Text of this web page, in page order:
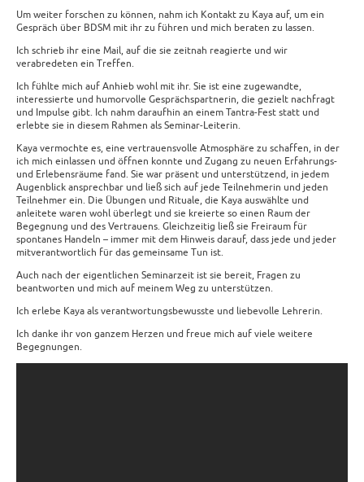
Um weiter forschen zu können, nahm ich Kontakt zu Kaya auf, um ein
Gespräch über BDSM mit ihr zu führen und mich beraten zu lassen.
Ich schrieb ihr eine Mail, auf die sie zeitnah reagierte und wir
verabredeten ein Treffen.
Ich fühlte mich auf Anhieb wohl mit ihr. Sie ist eine zugewandte,
interessierte und humorvolle Gesprächspartnerin, die gezielt nachfragt
und Impulse gibt. Ich nahm daraufhin an einem Tantra-Fest statt und
erlebte sie in diesem Rahmen als Seminar-Leiterin.
Kaya vermochte es, eine vertrauensvolle Atmosphäre zu schaffen, in der
ich mich einlassen und öffnen konnte und Zugang zu neuen Erfahrungs-
und Erlebensräume fand. Sie war präsent und unterstützend, in jedem
Augenblick ansprechbar und ließ sich auf jede Teilnehmerin und jeden
Teilnehmer ein. Die Übungen und Rituale, die Kaya auswählte und
anleitete waren wohl überlegt und sie kreierte so einen Raum der
Begegnung und des Vertrauens. Gleichzeitig ließ sie Freiraum für
spontanes Handeln – immer mit dem Hinweis darauf, dass jede und jeder
mitverantwortlich für das gemeinsame Tun ist.
Auch nach der eigentlichen Seminarzeit ist sie bereit, Fragen zu
beantworten und mich auf meinem Weg zu unterstützen.
Ich erlebe Kaya als verantwortungsbewusste und liebevolle Lehrerin.
Ich danke ihr von ganzem Herzen und freue mich auf viele weitere
Begegnungen.